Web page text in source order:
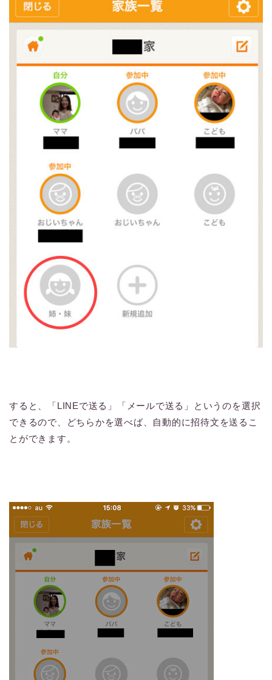
すると、「LINEで送る」「メールで送る」というのを選択
できるので、どちらかを選べば、自動的に招待文を送るこ
とができます。